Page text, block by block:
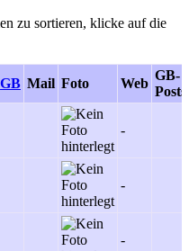
zu sortieren, klicke auf die
GB Mail Foto Web
GB-
Posts
-
-
-